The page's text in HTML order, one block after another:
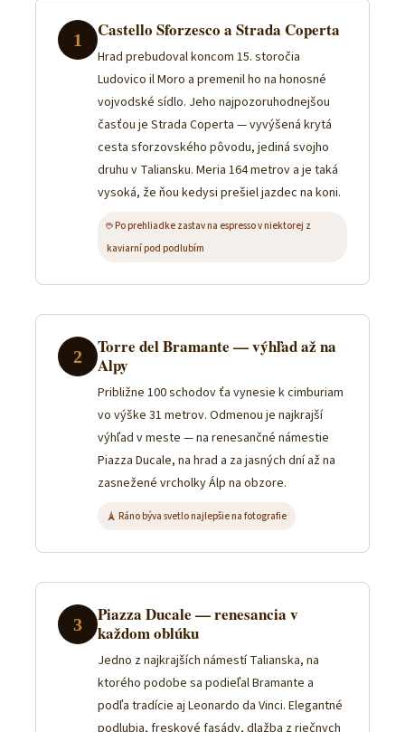
1 Castello Sforzesco a Strada Coperta
Hrad prebudoval koncom 15. storočia
Ludovico il Moro a premenil ho na honosné
vojvodské sídlo. Jeho najpozoruhodnejšou
časťou je Strada Coperta — vyvýšená krytá
cesta sforzovského pôvodu, jediná svojho
druhu v Taliansku. Meria 164 metrov a je taká
vysoká, že ňou kedysi prešiel jazdec na koni.
☕ Po prehliadke zastav na espresso v niektorej z
kaviarní pod podlubím
2
Torre del Bramante — výhľad až na
Alpy
Približne 100 schodov ťa vynesie k cimburiam
vo výške 31 metrov. Odmenou je najkrajší
výhľad v meste — na renesančné námestie
Piazza Ducale, na hrad a za jasných dní až na
zasnežené vrcholky Álp na obzore.
🗼 Ráno býva svetlo najlepšie na fotografie
3
Piazza Ducale — renesancia v
každom oblúku
Jedno z najkrajších námestí Talianska, na
ktorého podobe sa podieľal Bramante a
podľa tradície aj Leonardo da Vinci. Elegantné